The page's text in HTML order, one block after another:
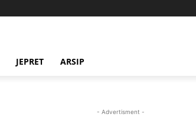
JEPRET ARSIP
- Advertisment -